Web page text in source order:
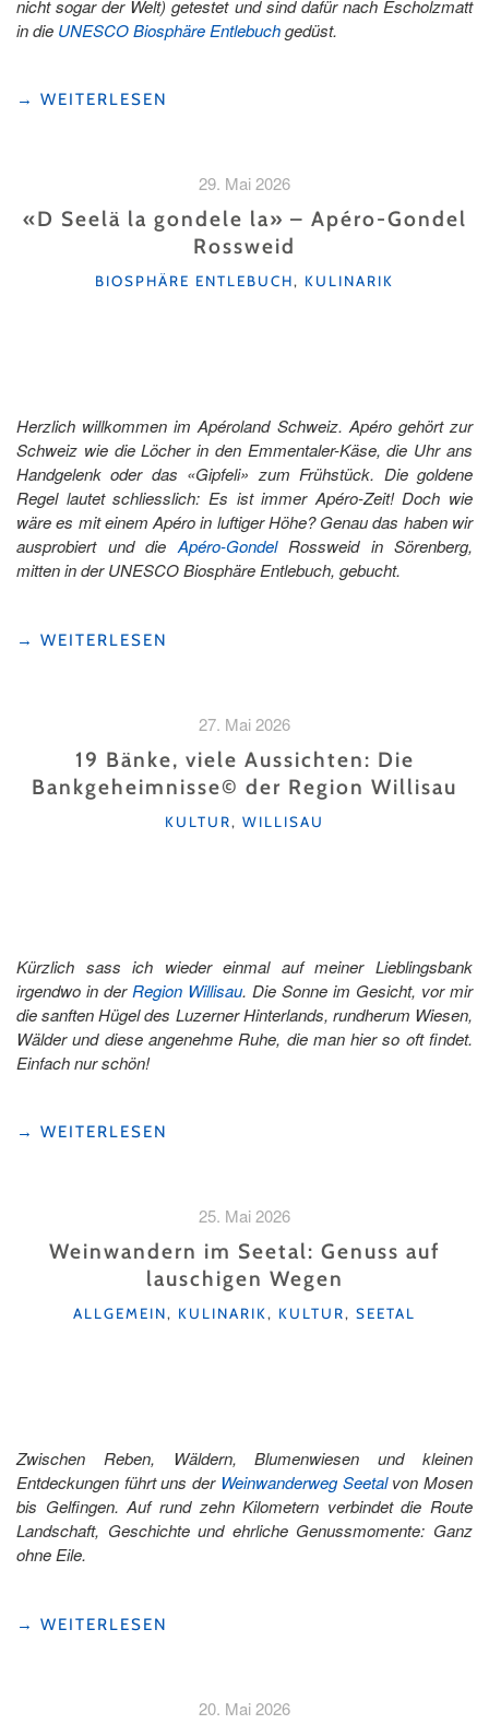
nicht sogar der Welt) getestet und sind dafür nach Escholzmatt
in die UNESCO Biosphäre Entlebuchgedüst.
"ÜBERNACHTEN
→ WEITERLESEN
29. Mai 2026
«D Seelä la gondele la» – Apéro-Gondel
Rossweid
KATEGORIEN
BIOSPHÄRE ENTLEBUCH, KULINARIK
Herzlich willkommen im Apéroland Schweiz. Apéro gehört zur
Schweiz wie die Löcher in den Emmentaler-Käse, die Uhr ans
Handgelenk oder das «Gipfeli» zum Frühstück. Die goldene
Regel lautet schliesslich: Es ist immer Apéro-Zeit! Doch wie
wäre es mit einem Apéro in luftiger Höhe? Genau das haben wir
ausprobiert und die Apéro-GondelRossweid in Sörenberg,
mitten in der UNESCO Biosphäre Entlebuch, gebucht.
"«D
APÉRO-
GONDEL
→ WEITERLESEN
27. Mai 2026
19 Bänke, viele Aussichten: Die
Bankgeheimnisse© der Region Willisau
KATEGORIEN
KULTUR, WILLISAU
Kürzlich sass ich wieder einmal auf meiner Lieblingsbank
irgendwo in der Region Willisau. Die Sonne im Gesicht, vor mir
die sanften Hügel des Luzerner Hinterlands, rundherum Wiesen,
Wälder und diese angenehme Ruhe, die man hier so oft findet.
Einfach nur schön!
"19
BANKGEHEIMNISSE©
WILLISAU"
→ WEITERLESEN
25. Mai 2026
Weinwandern im Seetal: Genuss auf
lauschigen Wegen
KATEGORIEN
ALLGEMEIN, KULINARIK, KULTUR, SEETAL
Zwischen Reben, Wäldern, Blumenwiesen und kleinen
Entdeckungen führt uns der Weinwanderweg Seetal von Mosen
bis Gelfingen. Auf rund zehn Kilometern verbindet die Route
Landschaft, Geschichte und ehrliche Genussmomente: Ganz
ohne Eile.
"WEINWANDERN
→ WEITERLESEN
20. Mai 2026